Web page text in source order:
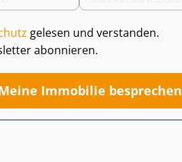
gelesen und verstanden.
abonnieren.
Immobilie besprechen